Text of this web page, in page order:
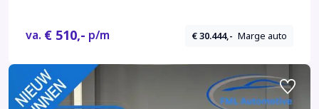
va. € 510,- p/m € 30.444,- Marge auto